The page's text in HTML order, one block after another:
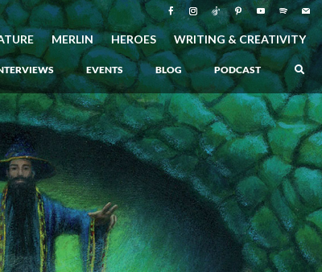
MERLIN HEROES WRITING & CREATIVITY
EVENTS BLOG PODCAST